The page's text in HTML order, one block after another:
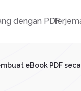
dengan PDF
eBook PDF